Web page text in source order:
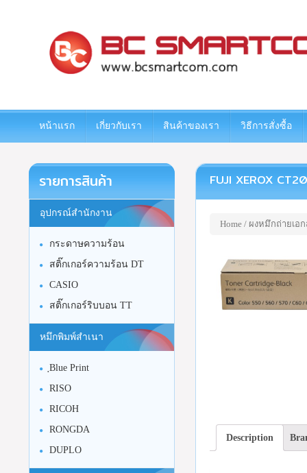
หน้าแรก เกี่ยวกับเรา สินค้าของเรา วิธีการสั่งซื้อ
FUJI XEROX
Home/ ผงหมึกถ่ายเอก
Description
รายการสินค้า
อุปกรณ์สำนักงาน
กระดาษความร้อน
สติ๊กเกอร์ความร้อน DT
CASIO
สติ๊กเกอร์ริบบอน TT
หมึกพิมพ์สำเนา
ฺBlue Print
RISO
RICOH
RONGDA
DUPLO